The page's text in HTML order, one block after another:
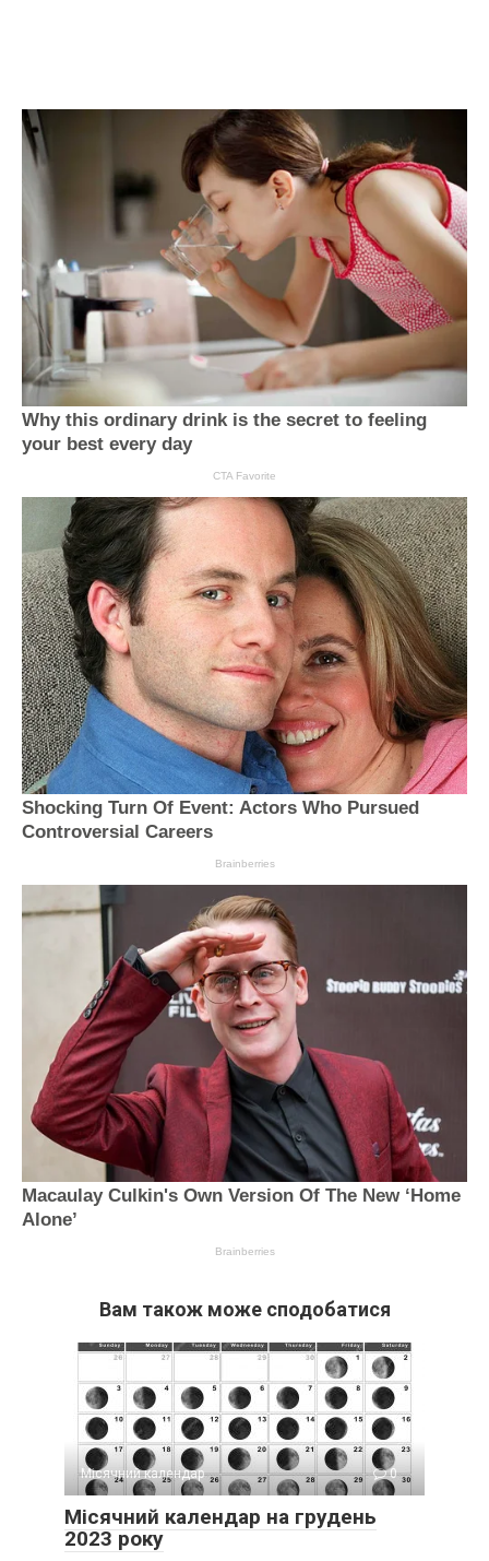
Вам також може сподобатися
Місячний календар 0
Місячний календар на грудень
2023 року